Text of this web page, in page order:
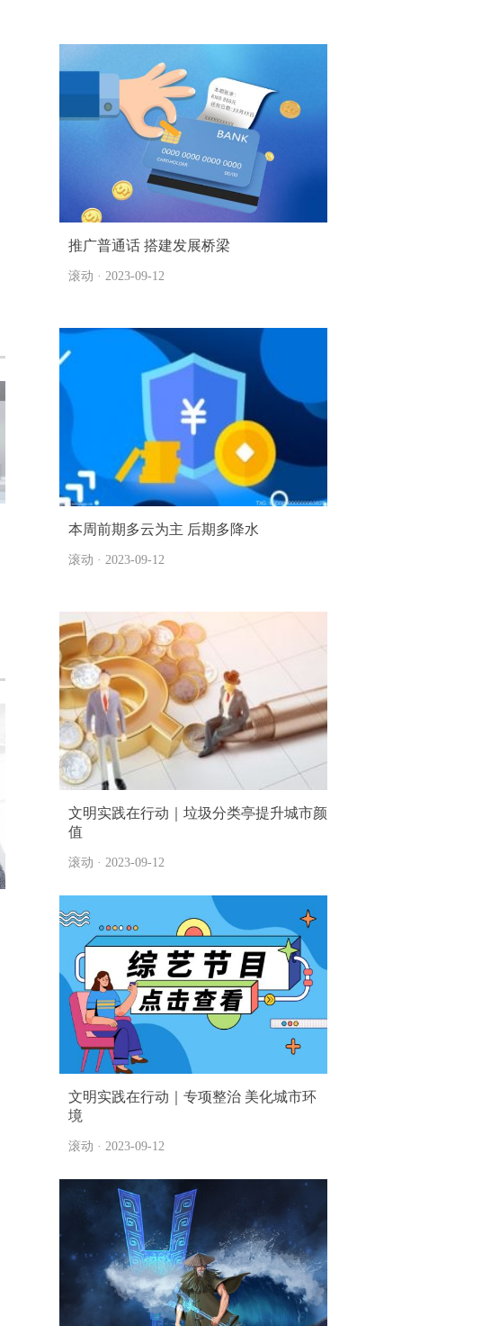
推广普通话 搭建发展桥梁
滚动 · 2023-09-12
本周前期多云为主 后期多降水
滚动 · 2023-09-12
文明实践在行动｜垃圾分类亭提升城市颜
值
滚动 · 2023-09-12
文明实践在行动｜专项整治 美化城市环
境
滚动 · 2023-09-12